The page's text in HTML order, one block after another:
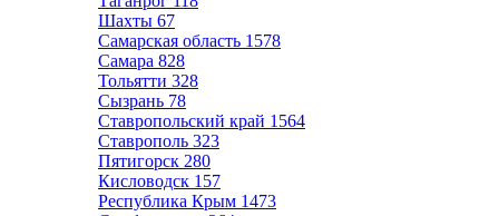
Шахты 67
Самарская область 1578
Самара 828
Тольятти 328
Сызрань 78
Ставропольский край 1564
Ставрополь 323
Пятигорск 280
Кисловодск 157
Республика Крым 1473